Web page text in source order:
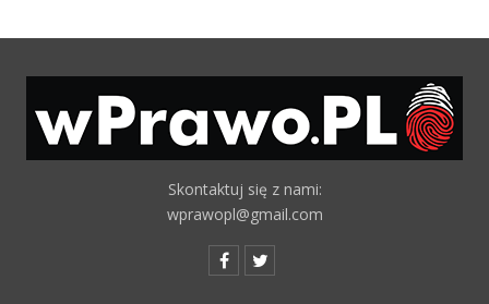
Skontaktuj się z nami:
wprawopl@gmail.com